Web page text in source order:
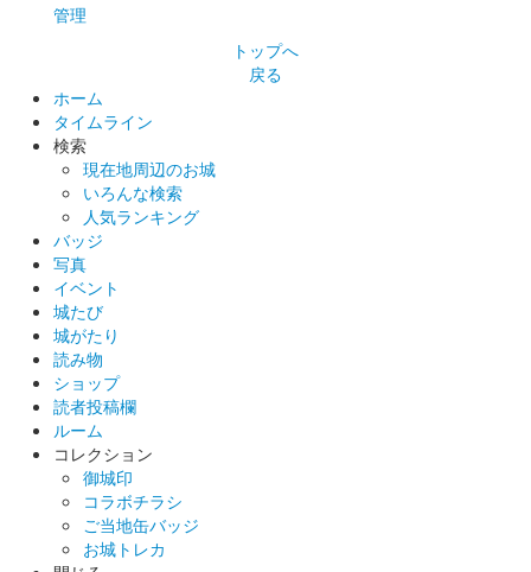
沼田城跡 御城印 昭和百年 二月版
販売終了
沼田城 御城印
販売終了
沼田城 御城印
販売終了
沼田城 御城印
販売終了
老神温泉で開催される十二年に一度の大蛇まつり巳年開催を記念
して「大蛇みこし」がデザインされている。25セット限定
管理
トップへ
戻る
ホーム
タイムライン
検索
現在地周辺のお城
いろんな検索
人気ランキング
バッジ
写真
イベント
城たび
城がたり
読み物
ショップ
読者投稿欄
ルーム
コレクション
御城印
コラボチラシ
ご当地缶バッジ
お城トレカ